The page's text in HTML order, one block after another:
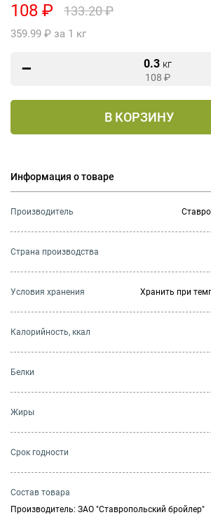
108 ₽ 133.20 ₽
359.99 ₽ за 1 кг
0.3 кг
108 ₽
В КОРЗИНУ
Информация о товаре
Производитель
Страна производства
Условия хранения Хранить при
Калорийность, ккал
Белки
Жиры
Cрок годности
Состав товара
Производитель: ЗАО "Ставропольский бройлер"